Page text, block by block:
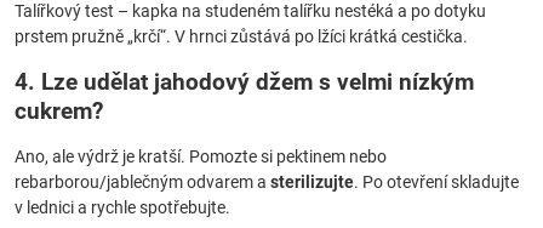
Talířkový test – kapka na studeném talířku nestéká a po dotyku
prstem pružně „krčí“. V hrnci zůstává po lžíci krátká cestička.
4. Lze udělat jahodový džem s velmi nízkým
cukrem?
Ano, ale výdrž je kratší. Pomozte si pektinem nebo
rebarborou/jablečným odvarem a sterilizujte. Po otevření skladujte
v lednici a rychle spotřebujte.